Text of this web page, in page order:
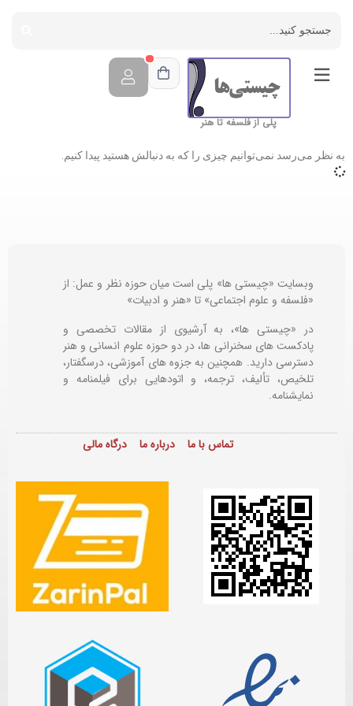
پلی از فلسفه تا هنر
به نظر می‌رسد نمی‌توانیم چیزی را که به دنبالش هستید پیدا کنیم.
وبسایت «چیستی ها» پلی است میان حوزه نظر و عمل: از
«فلسفه و علوم اجتماعی» تا «هنر و ادبیات»
در «چیستی ها»، به آرشیوی از مقالات تخصصی و
پادکست های سخنرانی ها، در دو حوزه علوم انسانی و هنر
دسترسی دارید. همچنین به جزوه های آموزشی، درسگفتار،
تلخیص، تألیف، ترجمه، و اتودهایی برایفیلمنامه و
نمایشنامه.
تماس با ما درباره ما درگاه مالی